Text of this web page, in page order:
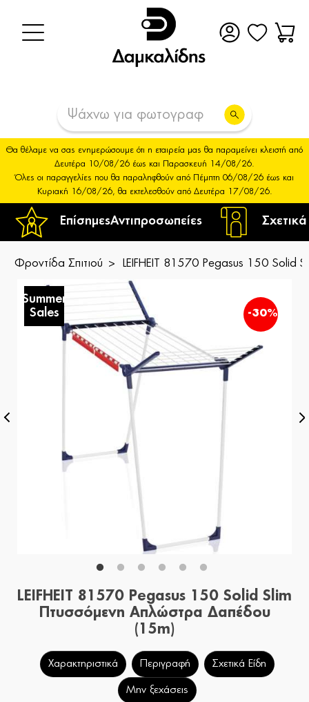
ΕπίσημεςΑντιπροσωπείες
Θα θέλαμε να σας ενημερώσουμε ότι η εταιρεία μας θα παραμείνει κλειστή από
Δευτέρα 10/08/26 έως και Παρασκευή 14/08/26.
Όλες οι παραγγελίες που θα παραληφθούν από Πέμπτη 06/08/26 έως και
Κυριακή 16/08/26, θα εκτελεσθούν από Δευτέρα 17/08/26.
Φροντίδα Σπιτιού LEIFHEIT 81570 Pegasus 150 Solid
Summer
Sales
-30%
LEIFHEIT 81570 Pegasus 150 Solid Slim
Πτυσσόμενη Απλώστρα Δαπέδου
(15m)
Χαρακτηριστικά Περιγραφή Σχετικά Είδη
Μην ξεχάσεις